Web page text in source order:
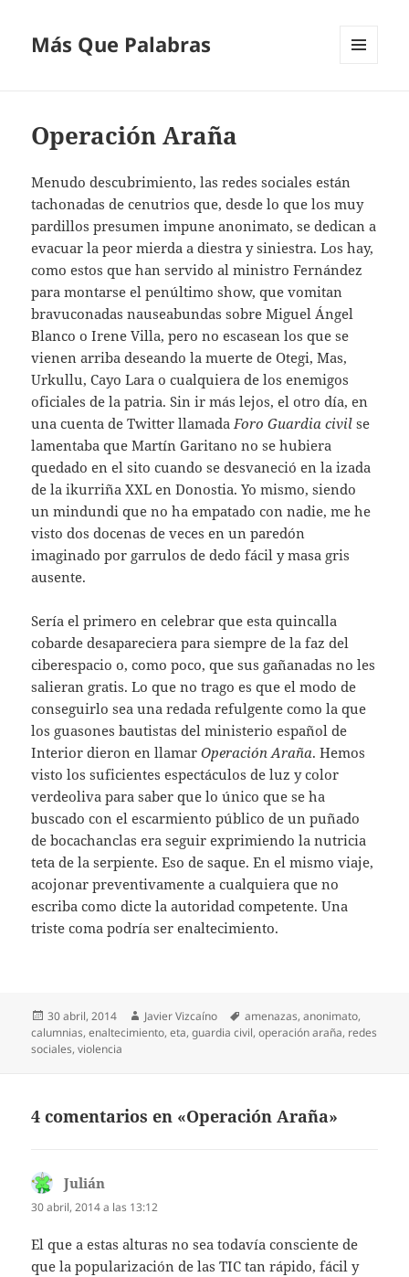
Más Que Palabras
Operación Araña
Menudo descubrimiento, las redes sociales están
tachonadas de cenutrios que, desde lo que los muy
pardillos presumen impune anonimato, se dedican a
evacuar la peor mierda a diestra y siniestra. Los hay,
como estos que han servido al ministro Fernández
para montarse el penúltimo show, que vomitan
bravuconadas nauseabundas sobre Miguel Ángel
Blanco o Irene Villa, pero no escasean los que se
vienen arriba deseando la muerte de Otegi, Mas,
Urkullu, Cayo Lara o cualquiera de los enemigos
oficiales de la patria. Sin ir más lejos, el otro día, en
una cuenta de Twitter llamadaForo Guardia civil se
lamentaba que Martín Garitano no se hubiera
quedado en el sito cuando se desvaneció en la izada
de la ikurriña XXL en Donostia. Yo mismo, siendo
un mindundi que no ha empatado con nadie, me he
visto dos docenas de veces en un paredón
imaginado por garrulos de dedo fácil y masa gris
ausente.
Sería el primero en celebrar que esta quincalla
cobarde desapareciera para siempre de la faz del
ciberespacio o, como poco, que sus gañanadas no les
salieran gratis. Lo que no trago es que el modo de
conseguirlo sea una redada refulgente como la que
los guasones bautistas del ministerio español de
Interior dieron en llamarOperación Araña. Hemos
visto los suficientes espectáculos de luz y color
verdeoliva para saber que lo único que se ha
buscado con el escarmiento público de un puñado
de bocachanclas era seguir exprimiendo la nutricia
teta de la serpiente. Eso de saque. En el mismo viaje,
acojonar preventivamente a cualquiera que no
escriba como dicte la autoridad competente. Una
triste coma podría ser enaltecimiento.
Publicado
el
30 abril, 2014 Autor
Javier Vizcaíno Etiquetas
amenazas,anonimato,
calumnias,enaltecimiento,eta,guardia civil,operación araña, redes
sociales,violencia
4 comentarios en «Operación Araña»
Julián
30 abril, 2014 a las 13:12
El que a estas alturas no sea todavía consciente de
que la popularización de las TIC tan rápido, fácil y